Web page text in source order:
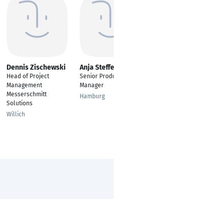
Dennis Zischewski
Head of Project
Management
Messerschmitt
Solutions
Willich
Anja Steffensen
Senior Product
Manager
Hamburg